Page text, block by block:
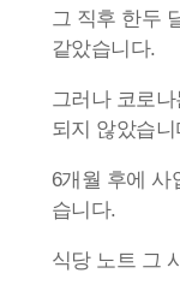
그 직후 한두
같았습니다.
그러나 코로
되지 않았습니
6개월 후에 사
습니다.
식당 노트 그